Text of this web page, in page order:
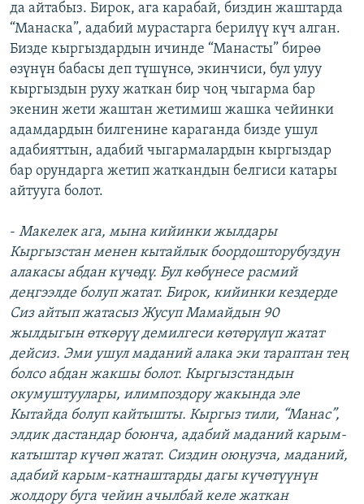
да айтабыз. Бирок, ага карабай, биздин жаштарда
“Манаска”, адабий мурастарга берилүү күч алган.
Бизде кыргыздардын ичинде “Манасты” бирөө
өзүнүн бабасы деп түшүнсө, экинчиси, бул улуу
кыргыздын руху жаткан бир чоң чыгарма бар
экенин жети жаштан жетимиш жашка чейинки
адамдардын билгенине караганда бизде ушул
адабияттын, адабий чыгармалардын кыргыздар
бар орундарга жетип жаткандын белгиси катары
айтууга болот.
- Макелек ага, мына кийинки жылдары
Кыргызстан менен кытайлык боордошторубуздун
алакасы абдан күчөдү. Бул көбүнесе расмий
деңгээлде болуп жатат. Бирок, кийинки кездерде
Сиз айтып жатасыз Жусуп Мамайдын 90
жылдыгын өткөрүү демилгеси көтөрүлүп жатат
дейсиз. Эми ушул маданий алака эки тараптан тең
болсо абдан жакшы болот. Кыргызстандын
окумуштуулары, илимпоздору жакында эле
Кытайда болуп кайтышты. Кыргыз тили, “Манас”,
элдик дастандар боюнча, адабий маданий карым-
катыштар күчөп жатат. Сиздин оюңузча, маданий,
адабий карым-катнаштарды дагы күчөтүүнүн
жолдору буга чейин ачылбай келе жаткан